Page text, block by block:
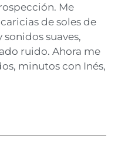
Me
de soles de
suaves,
ruido. Ahora me
minutos con Inés,